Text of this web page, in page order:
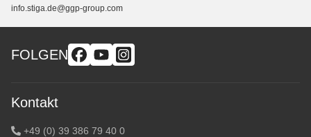
info.stiga.de@ggp-group.com
FOLGEN
Kontakt
+49 (0) 39 386 79 40 0